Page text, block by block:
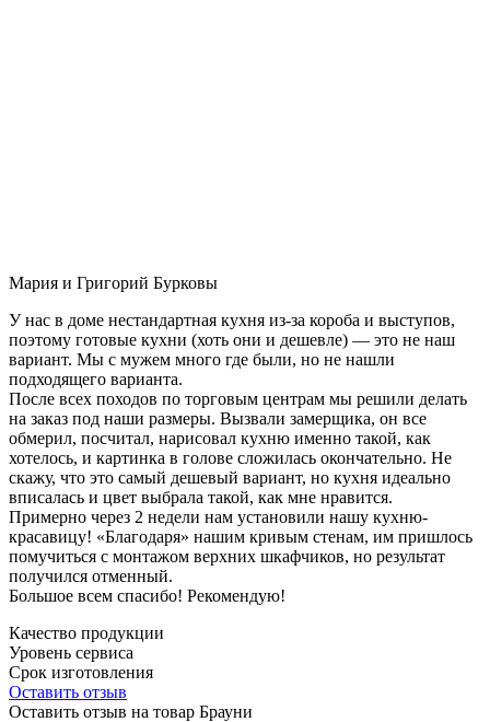
Мария и Григорий Бурковы
У нас в доме нестандартная кухня из-за короба и выступов,
поэтому готовые кухни (хоть они и дешевле) — это не наш
вариант. Мы с мужем много где были, но не нашли
подходящего варианта.
После всех походов по торговым центрам мы решили делать
на заказ под наши размеры. Вызвали замерщика, он все
обмерил, посчитал, нарисовал кухню именно такой, как
хотелось, и картинка в голове сложилась окончательно. Не
скажу, что это самый дешевый вариант, но кухня идеально
вписалась и цвет выбрала такой, как мне нравится.
Примерно через 2 недели нам установили нашу кухню-
красавицу! «Благодаря» нашим кривым стенам, им пришлось
помучиться с монтажом верхних шкафчиков, но результат
получился отменный.
Большое всем спасибо! Рекомендую!
Качество продукции
Уровень сервиса
Срок изготовления
Оставить отзыв
Оставить отзыв на товар Брауни